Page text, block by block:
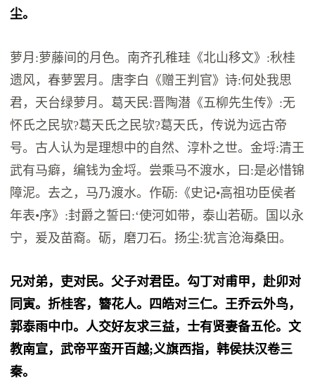
尘。
萝月:萝藤间的月色。南齐孔稚珪《北山移文》:秋桂
遗风，春萝罢月。唐李白《赠王判官》诗:何处我思
君，天台绿萝月。葛天民:晋陶潜《五柳先生传》:无
怀氏之民欤?葛天氏之民欤?葛天氏，传说为远古帝
号。古人认为是理想中的自然、淳朴之世。金埒:清王
武有马癖，编钱为金埒。尝乘马不渡水，曰:是必惜锦
障泥。去之，马乃渡水。作砺:《史记•高祖功臣侯者
年表•序》:封爵之誓曰:‘使河如带，泰山若砺。国以永
宁，爰及苗裔。砺，磨刀石。扬尘:犹言沧海桑田。
兄对弟，吏对民。父子对君臣。勾丁对甫甲，赴卯对
同寅。折桂客，簪花人。四皓对三仁。王乔云外鸟，
郭泰雨中巾。人交好友求三益，士有贤妻备五伦。文
教南宣，武帝平蛮开百越;义旗西指，韩侯扶汉卷三
秦。